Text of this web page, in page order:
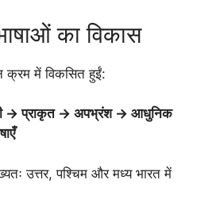
का विकास
क्रम में विकसित हुईं:
→ प्राकृत → अपभ्रंश → आधुनिक
उत्तर, पश्चिम और मध्य भारत में